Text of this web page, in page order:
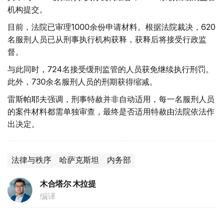
机构提交。
目前，法院已审理1000余份申请材料。根据法院裁决，620
名服刑人员已从刑事执行机构获释，获释后将接受行政监
督。
与此同时，724名接受缓刑监管的人员获免继续执行刑罚。
此外，730余名服刑人员的刑期获得缩减。
雷斯帕耶夫强调，刑事特赦并非自动适用，每一名服刑人员
的案件材料都需单独审查，最终是否适用特赦由法院依法作
出决定。
法律与秩序 哈萨克斯坦 内务部
木合塔尔 木拉提
编译